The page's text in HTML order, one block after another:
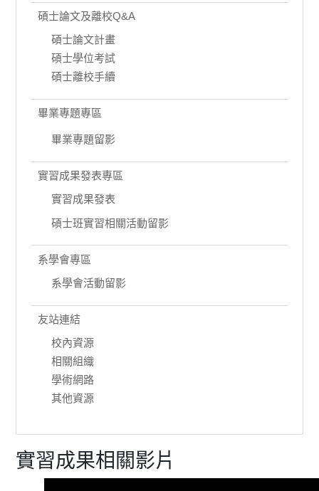
碩士論文及離校Q&A
碩士論文計畫
碩士學位考試
碩士離校手續
畢業專題專區
畢業專題留影
實習成果發表專區
實習成果發表
碩士班實習相關活動留影
系學會專區
系學會活動留影
友站連結
校內資源
相關組織
學術網路
其他資源
實習成果相關影片